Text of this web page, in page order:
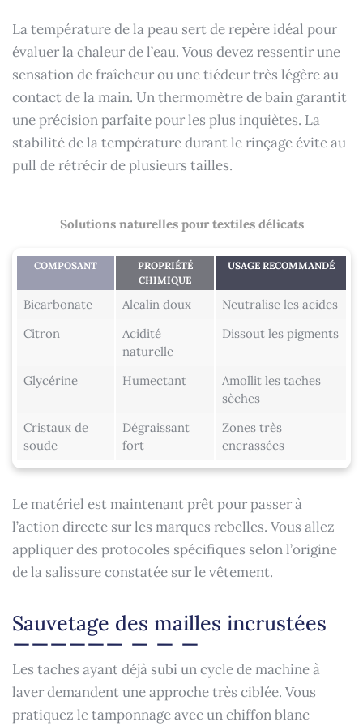
La température de la peau sert de repère idéal pour
évaluer la chaleur de l’eau. Vous devez ressentir une
sensation de fraîcheur ou une tiédeur très légère au
contact de la main. Un thermomètre de bain garantit
une précision parfaite pour les plus inquiètes. La
stabilité de la température durant le rinçage évite au
pull de rétrécir de plusieurs tailles.
Solutions naturelles pour textiles délicats
COMPOSANT
PROPRIÉTÉ
CHIMIQUE
USAGE RECOMMANDÉ
Bicarbonate Alcalin doux
Neutralise les acides
Citron
Acidité
naturelle
Dissout les pigments
Glycérine Humectant
Amollit les taches
sèches
Cristaux de
soude
Dégraissant
fort
Zones très
encrassées
Le matériel est maintenant prêt pour passer à
l’action directe sur les marques rebelles. Vous allez
appliquer des protocoles spécifiques selon l’origine
de la salissure constatée sur le vêtement.
Sauvetage des mailles incrustées
Les taches ayant déjà subi un cycle de machine à
laver demandent une approche très ciblée. Vous
pratiquez le tamponnage avec un chiffon blanc